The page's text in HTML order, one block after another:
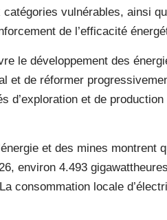
vulnérables, ainsi
de l’efficacité
le développement des
et de réformer
d’exploration et de production
et des mines montrent
environ 4.493
consommation locale